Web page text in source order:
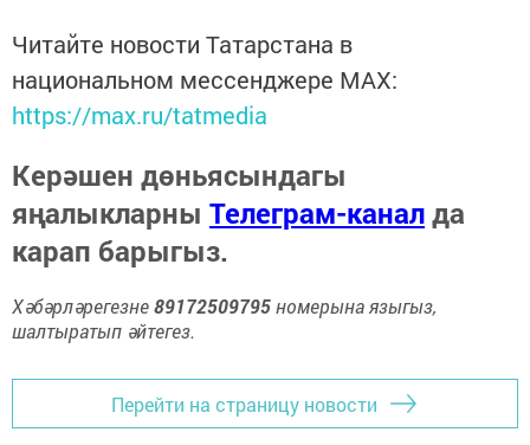
Читайте новости Татарстана в
национальном мессенджере MАХ:
https://max.ru/tatmedia
Керәшен дөньясындагы
яңалыкларны Телеграм-каналда
карап барыгыз.
Хәбәрләрегезне89172509795номерына языгыз,
шалтыратып әйтегез.
Перейти на страницу новости